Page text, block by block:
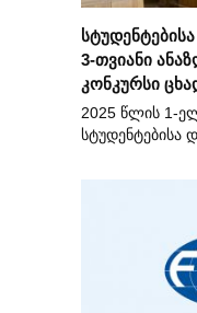
3-თვიანი
კონკურსი
2025 წლის 1-
სტუდენტებისა